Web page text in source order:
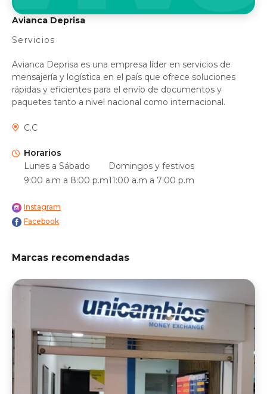
Avianca Deprisa
Servicios
Avianca Deprisa es una empresa líder en servicios de
mensajería y logística en el país que ofrece soluciones
rápidas y eficientes para el envío de documentos y
paquetes tanto a nivel nacional como internacional.
C.C
Horarios
Lunes a Sábado
9:00 a.m a 8:00 p.m
Domingos y festivos
11:00 a.m a 7:00 p.m
Instagram
Facebook
Marcas recomendadas